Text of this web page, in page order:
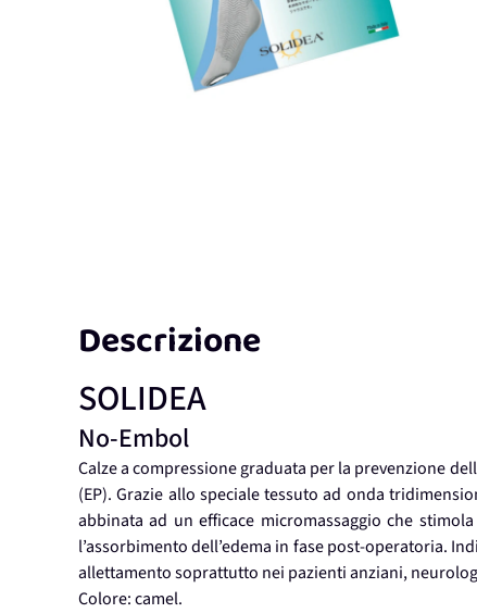
Descrizione
SOLIDEA
No-Embol
Calze a compressione graduata per la prevenzione
(EP). Grazie allo speciale tessuto ad onda
abbinata ad un efficace micromassaggio che
l’assorbimento dell’edema in fase post-operatoria.
allettamento soprattutto nei pazienti anziani,
Colore: camel.